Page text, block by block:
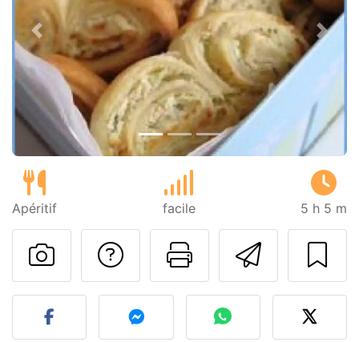
Précédent
Apéritif facile 5 h 5 m
Imprimer
Poser une
Publier votre photo de